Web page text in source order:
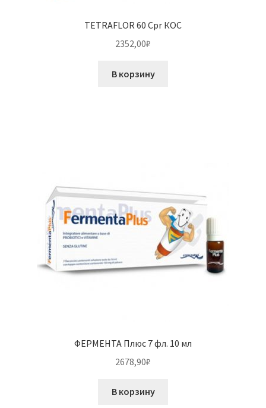
TETRAFLOR 60 Cpr КОС
2352,00₽
В корзину
ФЕРМЕНТА Плюс 7 фл. 10 мл
2678,90₽
В корзину